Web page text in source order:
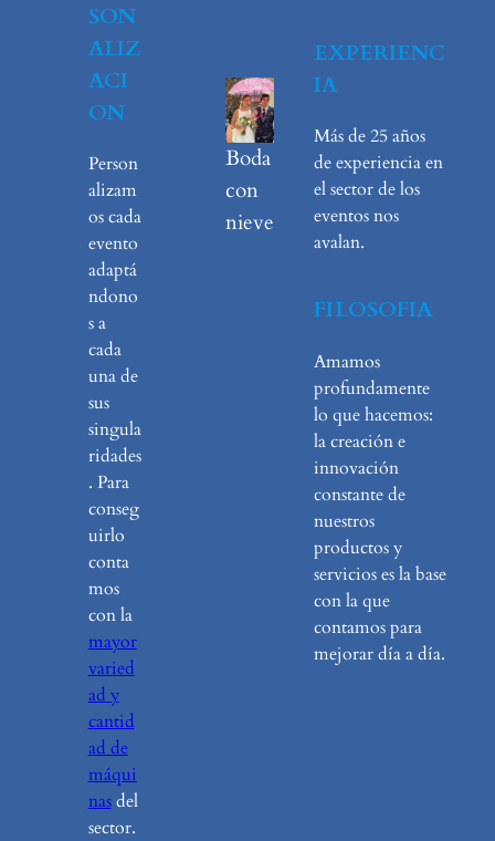
SON
ALIZ
ACI
ON
Person
alizam
os cada
evento
adaptá
ndono
s a
cada
una de
sus
singula
ridades
. Para
conseg
uirlo
conta
mos
con la
mayor
varied
ad y
cantid
ad de
máqui
nasdel
sector.
Boda
con
nieve
EXPERIENC
IA
Más de 25 años
de experiencia en
el sector de los
eventos nos
avalan.
FILOSOFIA
Amamos
profundamente
lo que hacemos:
la creación e
innovación
constante de
nuestros
productos y
servicios es la base
con la que
contamos para
mejorar día a día.